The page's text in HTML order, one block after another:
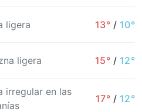
ligera 13° / 10°
ligera 15° / 12°
irregular en las
17° / 12°